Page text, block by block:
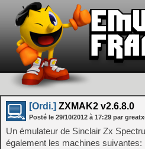
[Ordi.] ZXMAK2 v2.6.8.0
Posté le 29/10/2012 à 17:29 par
Un émulateur de Sinclair Zx
également les machines suivantes: